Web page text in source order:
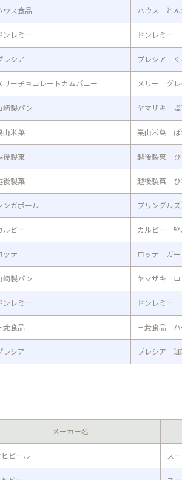
ウス食品 ハウス と
ンレミー ドンレミー
レシア プレシア く
リーチョコレートカムパニー メリー グ
崎製パン ヤマザキ
山米菓 栗山米菓 ば
後製菓 越後製菓 ひ
後製菓 越後製菓 ひ
ンガポール プリングル
ルビー カルビー 堅
ッテ ロッテ ガー
崎製パン ヤマザキ ロ
ンレミー ドンレミー
菱食品 三菱食品
レシア プレシア 珈
メーカー名
ビール ス